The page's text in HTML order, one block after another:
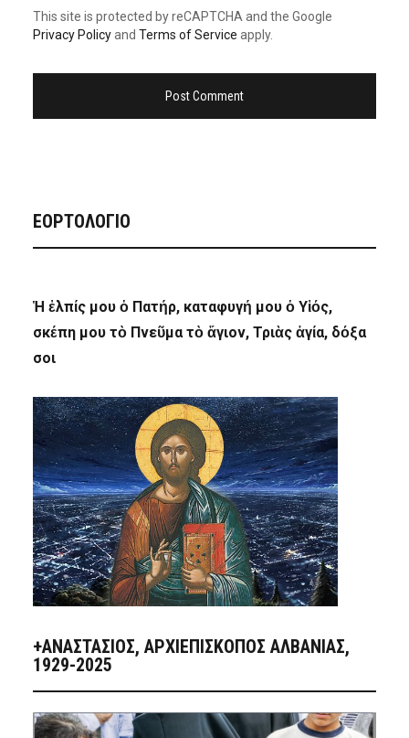
This site is protected by reCAPTCHA and the Google
Privacy Policyand Terms of Service apply.
ΕΟΡΤΟΛΟΓΙΟ
Ἡ ἐλπίς μου ὁ Πατήρ, καταφυγή μου ὁ Υἱός,
σκέπη μου τὸ Πνεῦμα τὸ ἅγιον, Τριὰς ἁγία, δόξα
σοι
+ΑΝΑΣΤΆΣΙΟΣ, ΑΡΧΙΕΠΊΣΚΟΠΟΣ ΑΛΒΑΝΊΑΣ,
1929-2025